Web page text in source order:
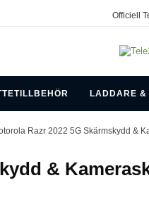
Officiell
LADDARE
Razr 2022 5G Skärmskydd &
&